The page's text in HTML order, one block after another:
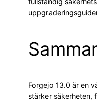
Forgejo 13.0 är en
stärker säkerheten,